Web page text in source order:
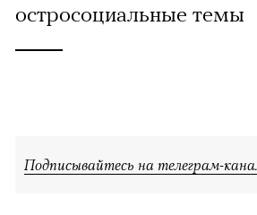
остросоциальные темы
Подписывайтесь на телеграм-